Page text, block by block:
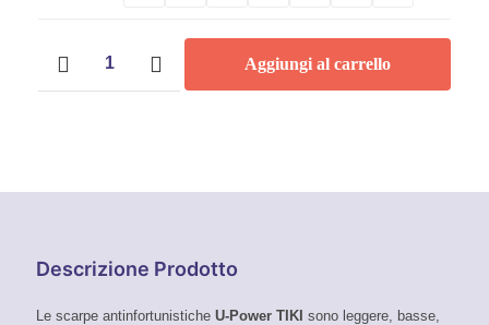
antinfortunistiche
U-
S3
Aggiungi al carrello
Descrizione Prodotto
Le scarpe antinfortunistiche U-Power TIKI sono leggere, basse,